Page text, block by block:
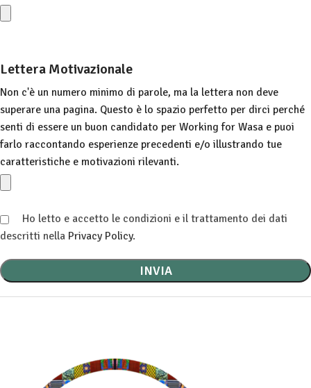
Lettera Motivazionale
Non c'è un numero minimo di parole, ma la lettera non deve
superare una pagina. Questo è lo spazio perfetto per dirci perché
senti di essere un buon candidato per Working for Wasa e puoi
farlo raccontando esperienze precedenti e/o illustrando tue
caratteristiche e motivazioni rilevanti.
Ho letto e accetto le condizioni e il trattamento dei dati
descritti nella Privacy Policy.